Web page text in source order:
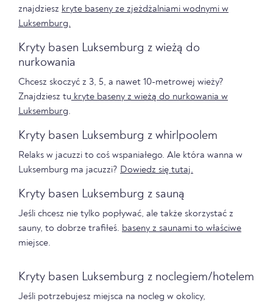
znajdziesz kryte baseny ze zjeżdżalniami wodnymi w
Luksemburg.
Kryty basen Luksemburg z wieżą do
nurkowania
Chcesz skoczyć z 3, 5, a nawet 10-metrowej wieży?
Znajdziesz tu kryte baseny z wieżą do nurkowania w
Luksemburg.
Kryty basen Luksemburg z whirlpoolem
Relaks w jacuzzi to coś wspaniałego. Ale która wanna w
Luksemburg ma jacuzzi? Dowiedz się tutaj.
Kryty basen Luksemburg z sauną
Jeśli chcesz nie tylko popływać, ale także skorzystać z
sauny, to dobrze trafiłeś. baseny z saunami to właściwe
miejsce.
Kryty basen Luksemburg z noclegiem/hotelem
Jeśli potrzebujesz miejsca na nocleg w okolicy,